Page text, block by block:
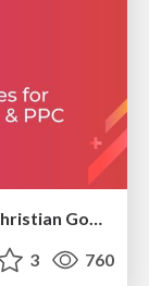
3 760